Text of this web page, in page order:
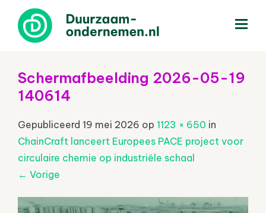
Schermafbeelding 2026-05-19
140614
Gepubliceerd 19 mei 2026 op 1123 × 650 in
ChainCraft lanceert Europees PACE project voor
circulaire chemie op industriële schaal
← Vorige